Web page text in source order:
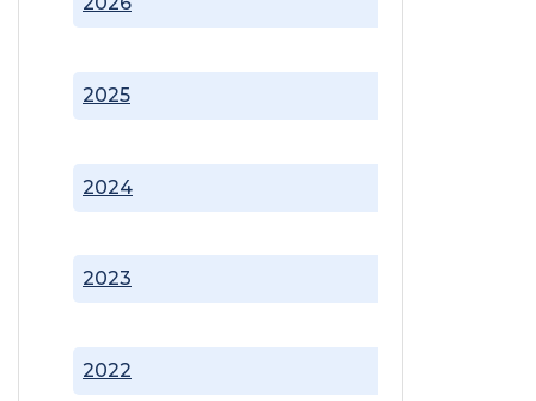
2022
2023
2024
2025